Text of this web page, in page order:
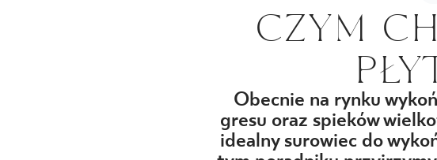
INSPIRACJE
PRODUKTY
CZYM
Obecnie na rynku
gresu oraz spieków
idealny surowiec do